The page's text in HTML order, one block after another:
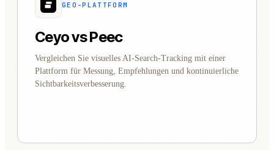
GEO-PLATTFORM
Ceyo vs Peec
Vergleichen Sie visuelles AI-Search-Tracking mit einer
Plattform für Messung, Empfehlungen und kontinuierliche
Sichtbarkeitsverbesserung.